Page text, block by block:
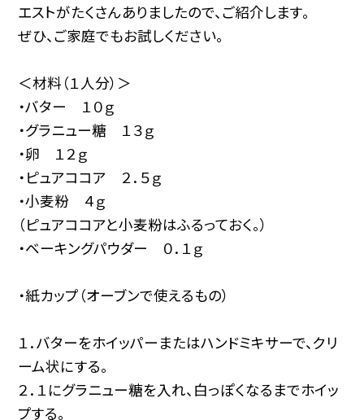
エストがたくさんありましたので、ご紹介します。
ぜひ、ご家庭でもお試しください。
＜材料（１人分）＞
・バター １０ｇ
・グラニュー糖 １３ｇ
・卵 １２ｇ
・ピュアココア ２．５ｇ
・小麦粉 ４ｇ
（ピュアココアと小麦粉はふるっておく。）
・ベーキングパウダー ０．１ｇ
・紙カップ（オーブンで使えるもの）
１．バターをホイッパーまたはハンドミキサーで、クリ
ーム状にする。
２．１にグラニュー糖を入れ、白っぽくなるまでホイッ
プする。